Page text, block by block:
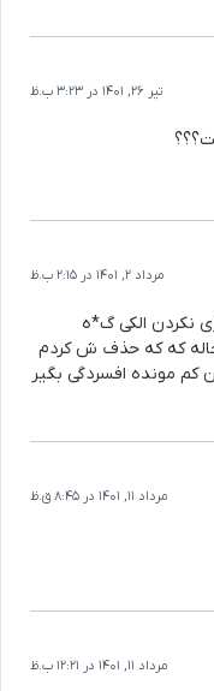
تیر 26, 1401 در 3:23 ب.ظ
مرداد 2, 1401 در 2:15 ب.ظ
نکردن الکی گ*ه
که که حذف ش کردم
کم مونده افسردگی بگیر
مرداد 11, 1401 در 8:45 ق.ظ
مرداد 11, 1401 در 12:21 ب.ظ